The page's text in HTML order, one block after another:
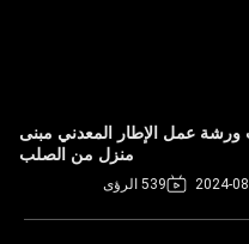
ورشة عمل الإطار المعدني مبنى
منزل من الصلب
2024- 539 الرؤى